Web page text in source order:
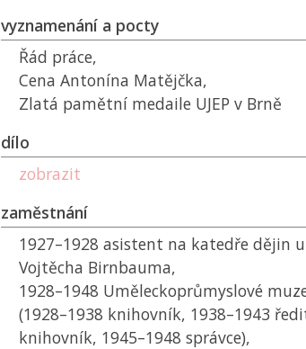
vyznamenání a pocty
Řád práce,
Cena Antonína Matějčka,
Zlatá pamětní medaile UJEP v Brně
dílo
zobrazit
zaměstnání
1927–1928 asistent na katedře dějin
Vojtěcha Birnbauma,
1928–1948 Uměleckoprůmyslové
(1928–1938 knihovník, 1938–1943
knihovník, 1945–1948 správce),